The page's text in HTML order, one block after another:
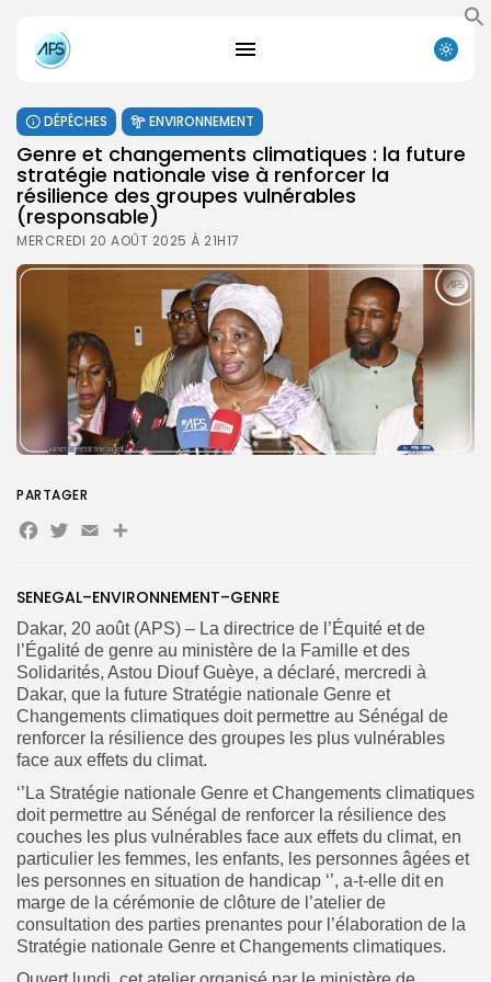
Search
for:
Button
FR
DÉPÊCHES ENVIRONNEMENT
Genre et changements climatiques : la future
stratégie nationale vise à renforcer la
résilience des groupes vulnérables
(responsable)
MERCREDI 20 AOÛT 2025 À 21H17
SENEGAL–ENVIRONNEMENT–GENRE
Dakar, 20 août (APS) – La directrice de l’Équité et de
l’Égalité de genre au ministère de la Famille et des
Solidarités, Astou Diouf Guèye, a déclaré, mercredi à
Dakar, que la future Stratégie nationale Genre et
Changements climatiques doit permettre au Sénégal de
renforcer la résilience des groupes les plus vulnérables
face aux effets du climat.
‘’La Stratégie nationale Genre et Changements climatiques
doit permettre au Sénégal de renforcer la résilience des
couches les plus vulnérables face aux effets du climat, en
particulier les femmes, les enfants, les personnes âgées et
les personnes en situation de handicap ‘’, a-t-elle dit en
marge de la cérémonie de clôture de l’atelier de
consultation des parties prenantes pour l’élaboration de la
Stratégie nationale Genre et Changements climatiques.
PARTAGER
Facebook
Twitter
EmailPartager